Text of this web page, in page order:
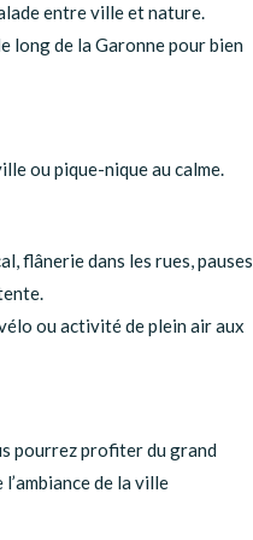
entre ville et nature.
long de la Garonne pour bien
ou pique-nique au calme.
flânerie dans les rues, pauses
ou activité de plein air aux
pourrez profiter du grand
de la ville